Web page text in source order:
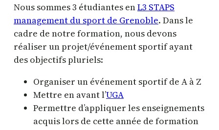
Nous sommes 3 étudiantes enL3 STAPS
management du sport de Grenoble. Dans le
cadre de notre formation, nous devons
réaliser un projet/événement sportif ayant
des objectifs pluriels:
Organiser un événement sportif de A à Z
Mettre en avant l’UGA
Permettre d’appliquer les enseignements
acquis lors de cette année de formation